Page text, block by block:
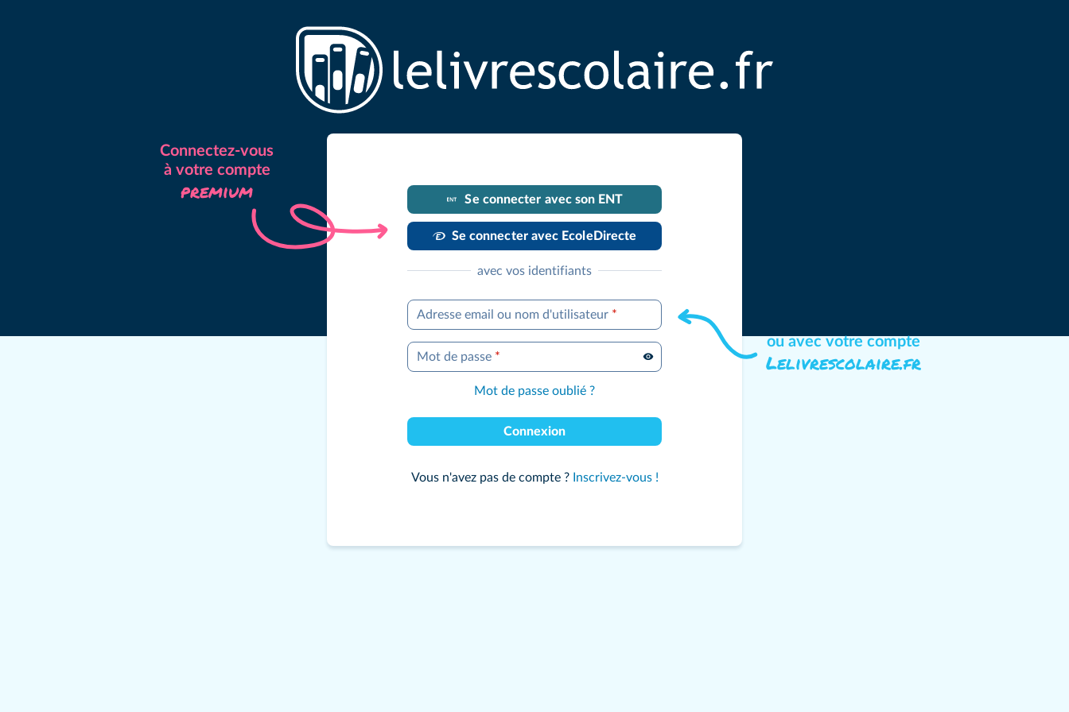
ou avec votre compte
Lelivrescolaire.fr
Connectez-vous
à votre compte
premium Se connecter avec son ENT
Se connecter avec EcoleDirecte
avec vos identifiants
Adresse email ou nom d'utilisateur *
Mot de passe *
Mot de passe oublié ?
Connexion
Vous n'avez pas de compte ? Inscrivez-vous !